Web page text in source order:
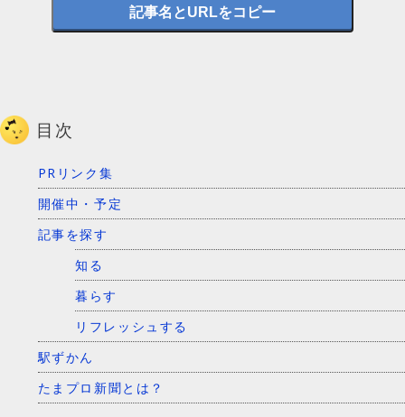
記事名とURLをコピー
目次
PRリンク集
開催中・予定
記事を探す
知る
暮らす
リフレッシュする
駅ずかん
たまプロ新聞とは？